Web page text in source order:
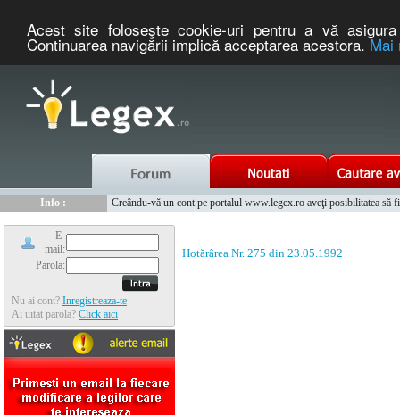
Acest site foloseşte cookie-uri pentru a vă
Continuarea navigării implică acceptarea acestora.Mai
Info :
Creându-vă un cont pe portalul www.legex.ro aveţi posibilitatea să
E-
mail:
Parola:
Nu ai cont? Inregistreaza-te
Ai uitat parola? Click aici
Hotărârea Nr. 275 din 23.05.1992